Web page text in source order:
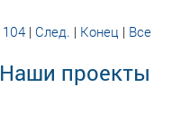
104 | След. | Конец | Все
Наши проекты